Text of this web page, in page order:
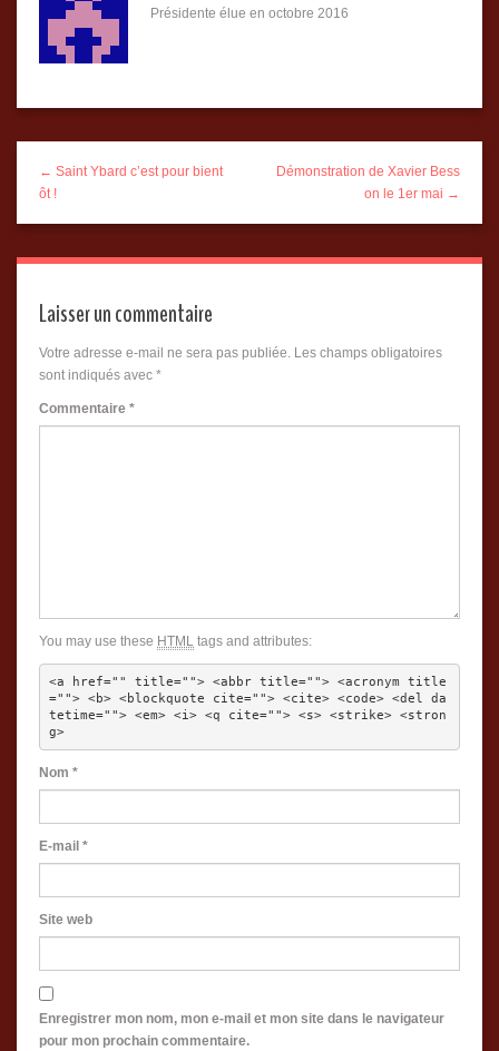
Présidente élue en octobre 2016
← Saint Ybard c’est pour bient
ôt !
Démonstration de Xavier Bess
on le 1er mai →
Laisser un commentaire
Votre adresse e-mail ne sera pas publiée. Les champs obligatoires
sont indiqués avec *
Commentaire *
You may use these HTML tags and attributes:
<a href="" title=""> <abbr title=""> <acronym title
=""> <b> <blockquote cite=""> <cite> <code> <del da
tetime=""> <em> <i> <q cite=""> <s> <strike> <stron
g>
Nom *
E-mail *
Site web
Enregistrer mon nom, mon e-mail et mon site dans le navigateur
pour mon prochain commentaire.